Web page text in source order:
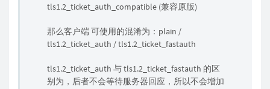
tls1.2_ticket_auth_compatible (兼容原版)
那么客户端 可使用的混淆为：plain /
tls1.2_ticket_auth / tls1.2_ticket_fastauth
tls1.2_ticket_auth 与 tls1.2_ticket_fastauth 的区
别为，后者不会等待服务器回应，所以不会增加